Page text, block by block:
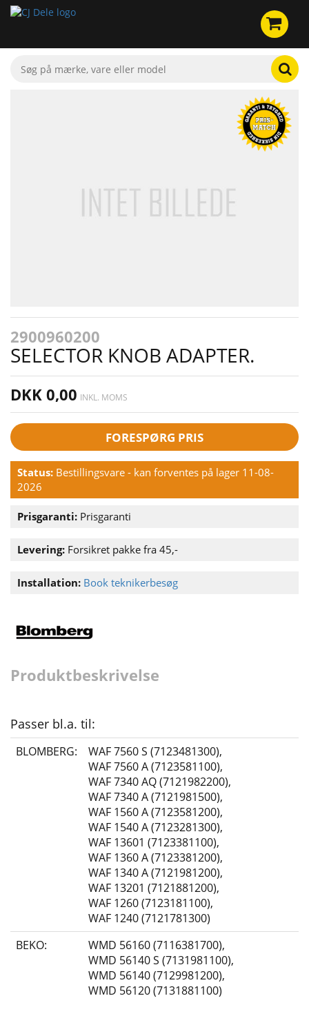
2900960200
SELECTOR KNOB ADAPTER.
DKK 0,00 INKL. MOMS
FORESPØRG PRIS
Status: Bestillingsvare - kan forventes på lager 11-08-
2026
Prisgaranti: Prisgaranti
Levering: Forsikret pakke fra 45,-
Installation: Book teknikerbesøg
Produktbeskrivelse
Passer bl.a. til:
BLOMBERG: WAF 7560 S (7123481300),
WAF 7560 A (7123581100),
WAF 7340 AQ (7121982200),
WAF 7340 A (7121981500),
WAF 1560 A (7123581200),
WAF 1540 A (7123281300),
WAF 13601 (7123381100),
WAF 1360 A (7123381200),
WAF 1340 A (7121981200),
WAF 13201 (7121881200),
WAF 1260 (7123181100),
WAF 1240 (7121781300)
BEKO:
WMD 56160 (7116381700),
WMD 56140 S (7131981100),
WMD 56140 (7129981200),
WMD 56120 (7131881100)